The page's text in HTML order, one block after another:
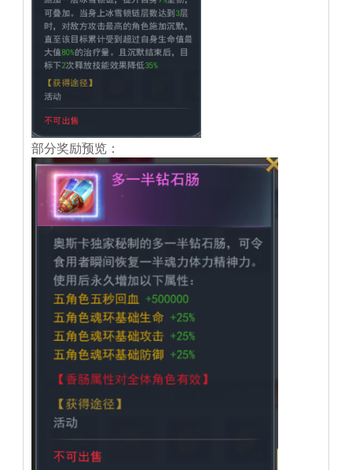
部分奖励预览：